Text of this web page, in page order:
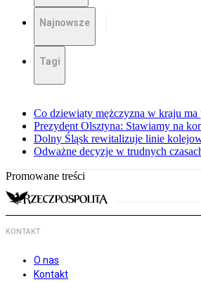
Najnowsze
Tagi
Co dziewiąty mężczyzna w kraju ma
Prezydent Olsztyna: Stawiamy na
Dolny Śląsk rewitalizuje linie
Odważne decyzje w trudnych
Promowane treści
KONTAKT
O nas
Kontakt